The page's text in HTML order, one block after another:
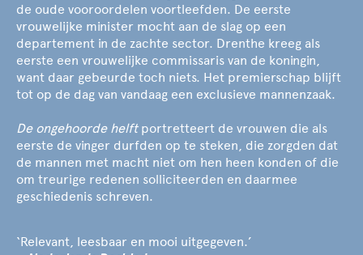
de oude vooroordelen voortleefden. De eerste
vrouwelijke minister mocht aan de slag op een
departement in de zachte sector. Drenthe kreeg als
eerste een vrouwelijke commissaris van de koningin,
want daar gebeurde toch niets. Het premierschap blijft
tot op de dag van vandaag een exclusieve mannenzaak.
De ongehoorde helftportretteert de vrouwen die als
eerste de vinger durfden op te steken, die zorgden dat
de mannen met macht niet om hen heen konden of die
om treurige redenen solliciteerden en daarmee
geschiedenis schreven.
‘Relevant, leesbaar en mooi uitgegeven.’